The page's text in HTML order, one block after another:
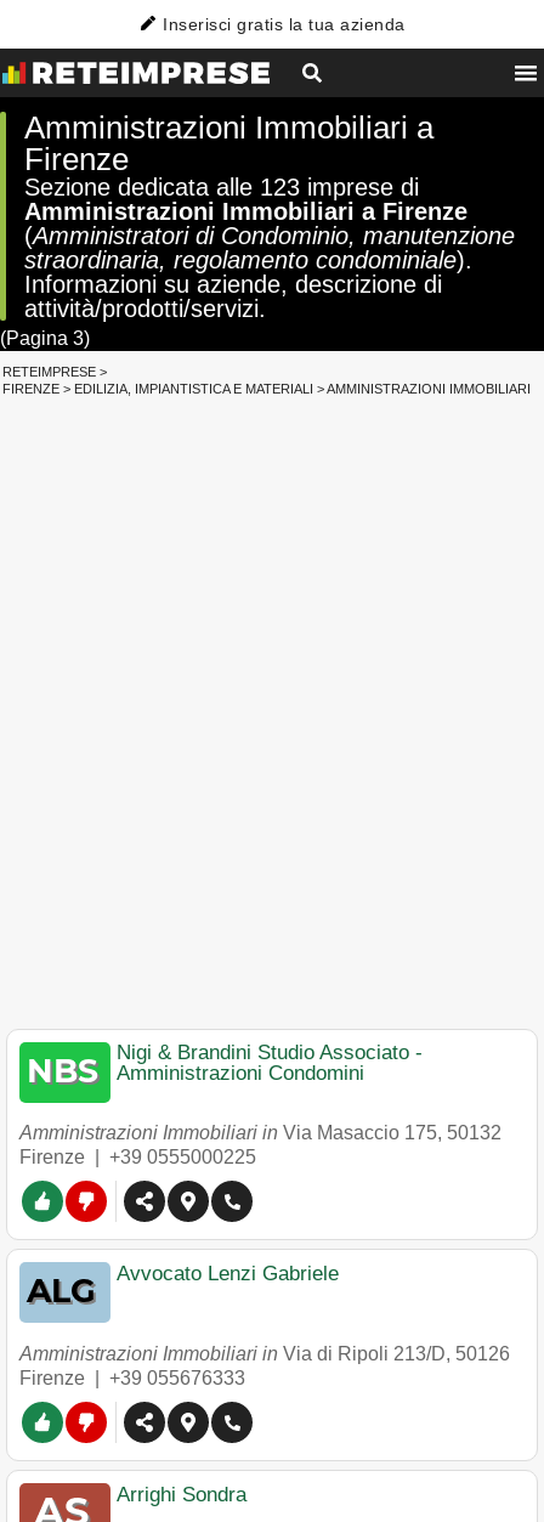
Inserisci gratis la tua azienda
Amministrazioni Immobiliari a
Firenze
Sezione dedicata alle 123 imprese di
Amministrazioni Immobiliari a Firenze
(Amministratori di Condominio, manutenzione
straordinaria, regolamento condominiale).
Informazioni su aziende, descrizione di
attività/prodotti/servizi.
(Pagina 3)
RETEIMPRESE >
FIRENZE > EDILIZIA, IMPIANTISTICA E MATERIALI >AMMINISTRAZIONI IMMOBILIARI
Nigi & Brandini Studio Associato -
Amministrazioni Condomini
Amministrazioni Immobiliari in Via Masaccio 175, 50132
Firenze
+39 0555000225
Avvocato Lenzi Gabriele
Amministrazioni Immobiliari in Via di Ripoli 213/D, 50126
Firenze
+39 055676333
Arrighi Sondra